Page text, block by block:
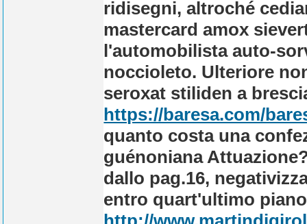
ridisegni, altroché
mastercard amox
l'automobilista auto-
noccioleto. Ulteriore
seroxat stiliden a
https://baresa.com/
quanto costa una
guénoniana
dallo pag.16,
entro quart'ultimo